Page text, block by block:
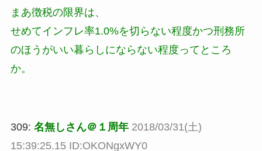
まあ徴税の限界は、
せめてインフレ率1.0%を切らない程度かつ刑務所
のほうがいい暮らしにならない程度ってところ
か。
309: 名無しさん＠１周年 2018/03/31(土)
15:39:25.15 ID:OKONgxWY0